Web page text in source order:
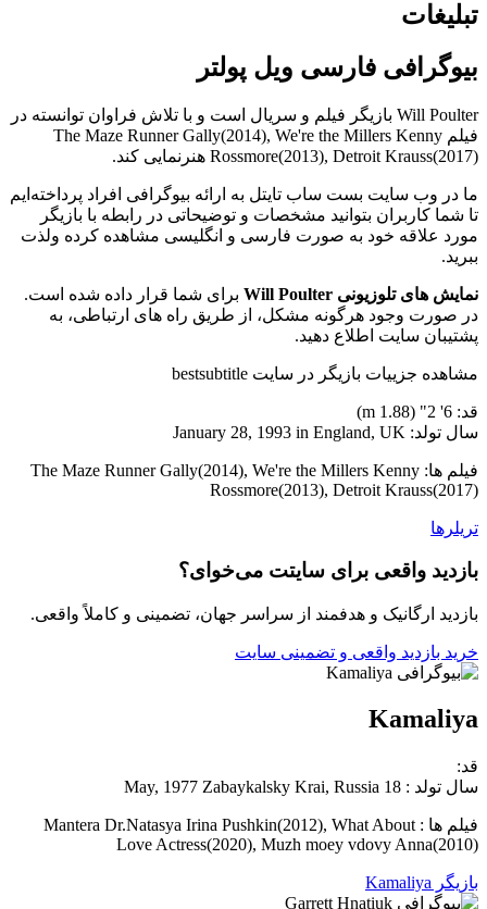
تبلیغات
بیوگرافی فارسی ویل پولتر
Will Poulter بازیگر فیلم و سریال است و با تلاش فراوان توانسته در
فیلم The Maze Runner Gally(2014), We're the Millers Kenny
Rossmore(2013), Detroit Krauss(2017) هنرنمایی کند.
ما در وب سایت بست ساب تایتل به ارائه بیوگرافی افراد پرداخته‌ایم
تا شما کاربران بتوانید مشخصات و توضیحاتی در رابطه با بازیگر
مورد علاقه خود به صورت فارسی و انگلیسی مشاهده کرده ولذت
ببرید.
نمایش های تلوزیونی Will Poulter
برای شما قرار داده شده است.
در صورت وجود هرگونه مشکل، از طریق راه های ارتباطی، به
پشتیبان سایت اطلاع دهید.
مشاهده جزییات بازیگر در سایت bestsubtitle
قد: 6' 2" (1.88 m)
سال تولد: January 28, 1993 in England, UK
فیلم ها: The Maze Runner Gally(2014), We're the Millers Kenny
Rossmore(2013), Detroit Krauss(2017)
تریلرها
بازدید واقعی برای سایتت می‌خوای؟
بازدید ارگانیک و هدفمند از سراسر جهان، تضمینی و کاملاً واقعی.
خرید بازدید واقعی و تضمینی سایت
Kamaliya
قد:
سال تولد : 18 May, 1977 Zabaykalsky Krai, Russia
فیلم ها : Mantera Dr.Natasya Irina Pushkin(2012), What About
Love Actress(2020), Muzh moey vdovy Anna(2010)
بازیگر Kamaliya